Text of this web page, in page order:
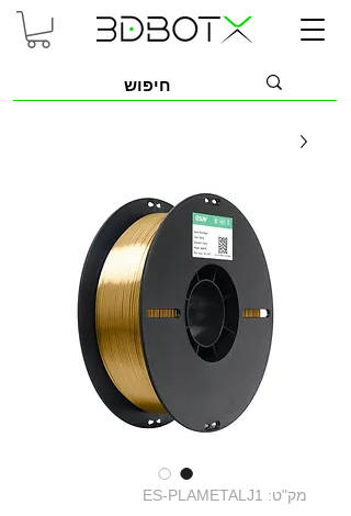
מק"ט: ES-PLAMETALJ1